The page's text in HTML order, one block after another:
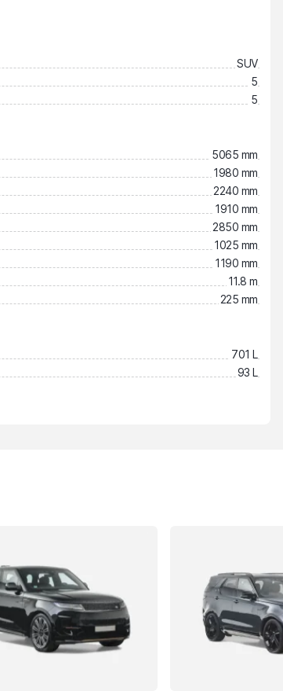
SUV
5
5
5065 mm
1980 mm
2240 mm
1910 mm
2850 mm
1025 mm
1190 mm
11.8 m
225 mm
701 L
93 L